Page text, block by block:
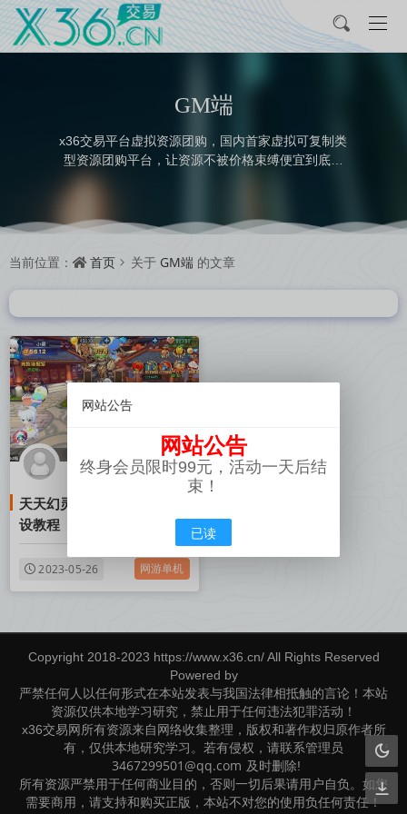
GM端
x36交易平台虚拟资源团购，国内首家虚拟可复制类
型资源团购平台，让资源不被价格束缚便宜到底。
平台提供类型：众筹，担保，团购，任务等服务。
当前位置： 首页 关于 GM端 的文章
幻灵 GM端
天天幻灵外网端+GM端含架
设教程
2023-05-26 网游单机
Copyright 2018-2023 https://www.x36.cn/ All Rights Reserved
Powered by
严禁任何人以任何形式在本站发表与我国法律相抵触的言论！本站
资源仅供本地学习研究，禁止用于任何违法犯罪活动！
x36交易网所有资源来自网络收集整理，版权和著作权归原作者所
有，仅供本地研究学习。若有侵权，请联系管理员
3467299501@qq.com 及时删除!
所有资源严禁用于任何商业目的，否则一切后果请用户自负。如您
需要商用，请支持和购买正版，本站不对您的使用负任何责任！
网站公告
网站公告
终身会员限时99元，活动一天后结
束！
已读